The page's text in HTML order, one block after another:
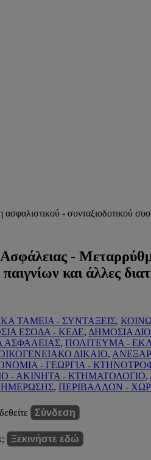
- συνταξιοδοτικού
-
και άλλες
ΤΑΜΕΙΑ - ΣΥΝΤΑΞΕΙΣ,
ΕΣΟΔΑ - ΚΕΔΕ, ΔΗΜΟΣΙΑ
ΑΣΦΑΛΕΙΑΣ, ΠΟΛΙΤΕΥΜΑ -
ΔΙΚΑΙΟ,
- ΓΕΩΡΓΙΑ -
- ΑΚΙΝΗΤΑ - ΚΤΗΜΑΤΟΛΟΓΙΟ,
, ΠΕΡΙΒΑΛΛΟΝ -
Σύνδεση
Ξεκινήστε εδώ